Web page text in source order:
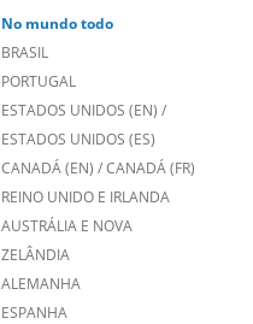
No mundo todo
BRASIL
PORTUGAL
ESTADOS UNIDOS (EN)
ESTADOS UNIDOS (ES)
CANADÁ (EN) / CANADÁ (FR)
REINO UNIDO E IRLANDA
AUSTRÁLIA E NOVA
ZELÂNDIA
ALEMANHA